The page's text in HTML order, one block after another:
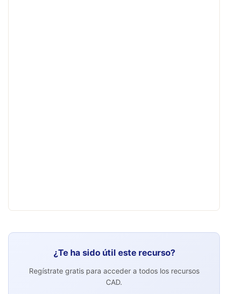
¿Te ha sido útil este recurso?
Regístrate gratis para acceder a todos los recursos
CAD.